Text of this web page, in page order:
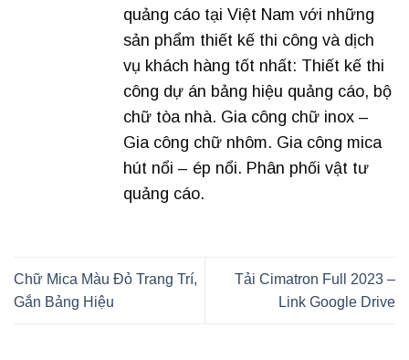
quảng cáo tại Việt Nam với những
sản phẩm thiết kế thi công và dịch
vụ khách hàng tốt nhất: Thiết kế thi
công dự án bảng hiệu quảng cáo, bộ
chữ tòa nhà. Gia công chữ inox –
Gia công chữ nhôm. Gia công mica
hút nổi – ép nổi. Phân phối vật tư
quảng cáo.
Chữ Mica Màu Đỏ Trang Trí,
Gắn Bảng Hiệu
Tải Cimatron Full 2023 –
Link Google Drive